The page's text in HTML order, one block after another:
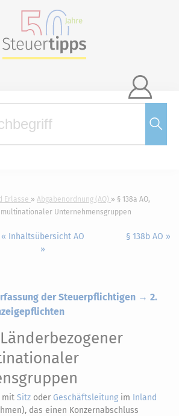

Erlasse Abgabenordnung (AO)
§ 138a AO,
Unternehmensgruppen
« Inhaltsübersicht AO
»
§ 138b AO »
der Steuerpflichtigen → 2.
mit Sitz oder Geschäftsleitung im Inland
das einen Konzernabschluss